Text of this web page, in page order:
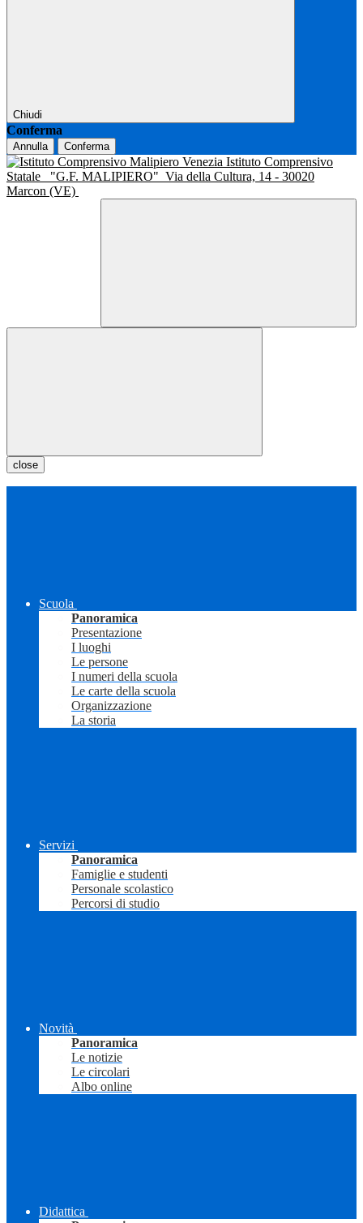
Chiudi
Conferma
Annulla Conferma
Istituto Comprensivo
Statale
"G.F. MALIPIERO" Via della Cultura, 14 - 30020
Marcon (VE)
close
Scuola
Panoramica
Presentazione
I luoghi
Le persone
I numeri della scuola
Le carte della scuola
Organizzazione
La storia
Servizi
Panoramica
Famiglie e studenti
Personale scolastico
Percorsi di studio
Novità
Panoramica
Le notizie
Le circolari
Albo online
Didattica